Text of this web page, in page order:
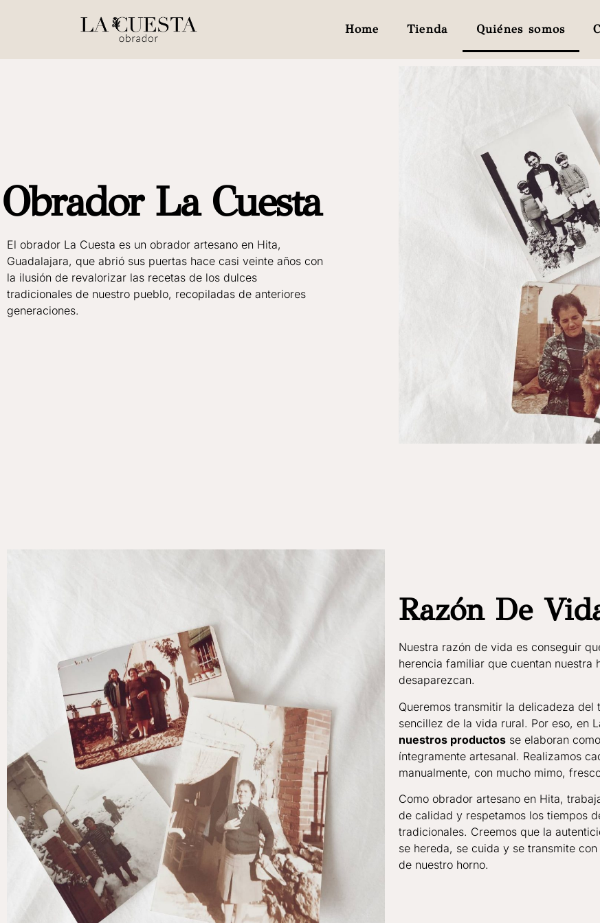
Home Tienda Quiénes somos
Obrador La Cuesta
El obrador La Cuesta es un obrador artesano en Hita,
Guadalajara, que abrió sus puertas hace casi veinte años con
la ilusión de revalorizar las recetas de los dulces
tradicionales de nuestro pueblo, recopiladas de anteriores
generaciones.
Razón De
Nuestra razón de vida es conseguir
herencia familiar que cuentan nuestra
desaparezcan.
Queremos transmitir la delicadeza del
sencillez de la vida rural. Por eso, en
nuestros productos se elaboran
íntegramente artesanal. Realizamos
manualmente, con mucho mimo,
Como obrador artesano en Hita,
de calidad y respetamos los tiempos
tradicionales. Creemos que la
se hereda, se cuida y se transmite
de nuestro horno.